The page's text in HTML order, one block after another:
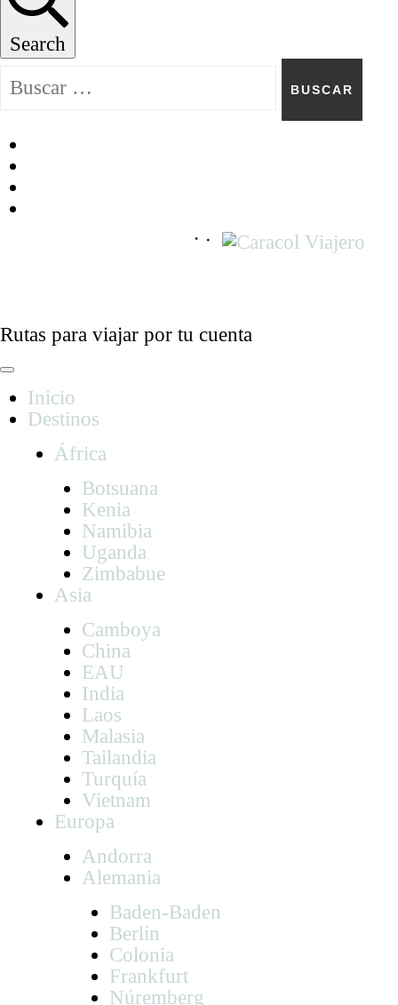
Search
Rutas para viajar por tu cuenta
Inicio
Destinos
África
Botsuana
Kenia
Namibia
Uganda
Zimbabue
Asia
Camboya
China
EAU
India
Laos
Malasia
Tailandia
Turquía
Vietnam
Europa
Andorra
Alemania
Baden-Baden
Berlín
Colonia
Frankfurt
Núremberg